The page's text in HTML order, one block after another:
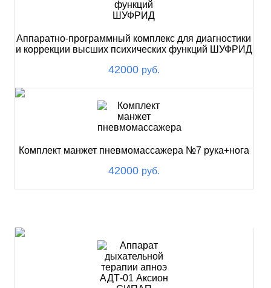
Аппаратно-программный комплекс для диагностики
и коррекции высших психических функций ШУФРИД
42000 руб.
Комплект манжет пневмомассажера №7 рука+нога
42000 руб.